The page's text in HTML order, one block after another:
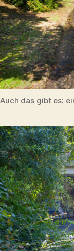
Auch das gibt es: